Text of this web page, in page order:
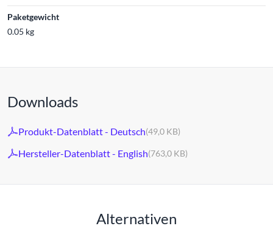
Paketgewicht
0.05 kg
Downloads
Produkt-Datenblatt - Deutsch(49,0 KB)
Hersteller-Datenblatt - English(763,0 KB)
Alternativen